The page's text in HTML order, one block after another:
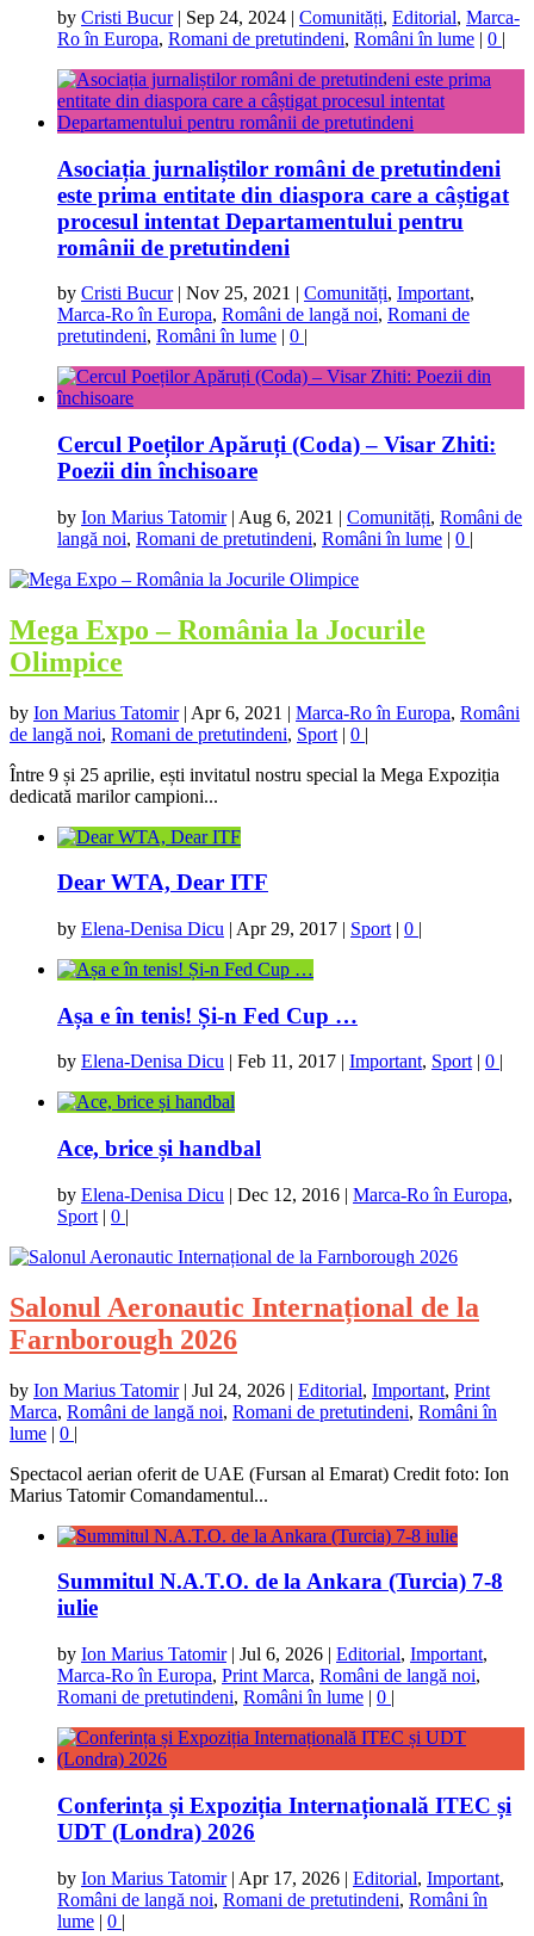
by Cristi Bucur| Sep 24, 2024 | Comunități, Editorial, Marca-
Ro în Europa, Romani de pretutindeni, Români în lume | 0 |
Asociația jurnaliștilor români de pretutindeni
este prima entitate din diaspora care a câștigat
procesul intentat Departamentului pentru
românii de pretutindeni
by Cristi Bucur| Nov 25, 2021 | Comunități, Important,
Marca-Ro în Europa, Români de langă noi, Romani de
pretutindeni, Români în lume | 0 |
Cercul Poeților Apăruți (Coda) – Visar Zhiti:
Poezii din închisoare
by Ion Marius Tatomir| Aug 6, 2021 | Comunități, Români de
langă noi, Romani de pretutindeni, Români în lume | 0 |
Mega Expo – România la Jocurile
Olimpice
by Ion Marius Tatomir| Apr 6, 2021 | Marca-Ro în Europa, Români
de langă noi, Romani de pretutindeni, Sport | 0 |
Între 9 și 25 aprilie, ești invitatul nostru special la Mega Expoziția
dedicată marilor campioni...
Dear WTA, Dear ITF
by Elena-Denisa Dicu | Apr 29, 2017 | Sport | 0 |
Așa e în tenis! Și-n Fed Cup …
by Elena-Denisa Dicu | Feb 11, 2017 | Important, Sport| 0 |
Ace, brice și handbal
by Elena-Denisa Dicu | Dec 12, 2016 | Marca-Ro în Europa,
Sport | 0 |
Salonul Aeronautic Internațional de la
Farnborough 2026
by Ion Marius Tatomir| Jul 24, 2026 | Editorial, Important, Print
Marca, Români de langă noi, Romani de pretutindeni, Români în
lume | 0 |
Spectacol aerian oferit de UAE (Fursan al Emarat) Credit foto: Ion
Marius Tatomir Comandamentul...
Summitul N.A.T.O. de la Ankara (Turcia) 7-8
iulie
by Ion Marius Tatomir| Jul 6, 2026 | Editorial, Important,
Marca-Ro în Europa, Print Marca, Români de langă noi,
Romani de pretutindeni, Români în lume | 0 |
Conferința și Expoziția Internațională ITEC și
UDT (Londra) 2026
by Ion Marius Tatomir| Apr 17, 2026 | Editorial, Important,
Români de langă noi, Romani de pretutindeni, Români în
lume | 0 |